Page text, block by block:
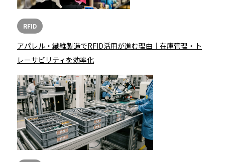
RFID
アパレル・繊維製造でRFID活用が進む理由｜在庫管理・ト
レーサビリティを効率化